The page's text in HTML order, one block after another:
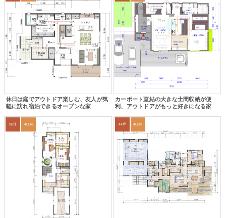
休日は庭でアウトドア楽しむ、友人が気
軽に訪れ宿泊できるオープンな家
カーポート直結の大きな土間収納が便
利、アウトドアがもっと好きになる家
56坪 4LDK 44坪 4LDK